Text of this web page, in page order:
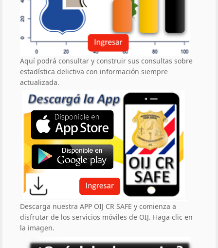
Aquí podrá consultar y construir sus consultas sobre
estadística delictiva con información siempre
actualizada.
Descarga nuestra APP OIJ CR SAFE y comienza a
disfrutar de los servicios móviles de OIJ. Haga clic en
la imagen.